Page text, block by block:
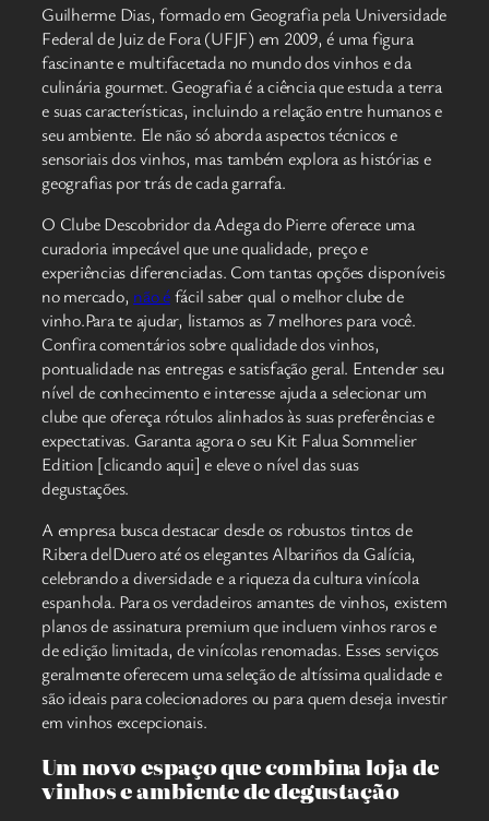
Guilherme Dias, formado em Geografia pela Universidade
Federal de Juiz de Fora (UFJF) em 2009, é uma figura
fascinante e multifacetada no mundo dos vinhos e da
culinária gourmet. Geografia é a ciência que estuda a terra
e suas características, incluindo a relação entre humanos e
seu ambiente. Ele não só aborda aspectos técnicos e
sensoriais dos vinhos, mas também explora as histórias e
geografias por trás de cada garrafa.
O Clube Descobridor da Adega do Pierre oferece uma
curadoria impecável que une qualidade, preço e
experiências diferenciadas. Com tantas opções disponíveis
no mercado, não éfácil saber qual o melhor clube de
vinho.Para te ajudar, listamos as 7 melhores para você.
Confira comentários sobre qualidade dos vinhos,
pontualidade nas entregas e satisfação geral. Entender seu
nível de conhecimento e interesse ajuda a selecionar um
clube que ofereça rótulos alinhados às suas preferências e
expectativas. Garanta agora o seu Kit Falua Sommelier
Edition [clicando aqui] e eleve o nível das suas
degustações.
A empresa busca destacar desde os robustos tintos de
Ribera delDuero até os elegantes Albariños da Galícia,
celebrando a diversidade e a riqueza da cultura vinícola
espanhola. Para os verdadeiros amantes de vinhos, existem
planos de assinatura premium que incluem vinhos raros e
de edição limitada, de vinícolas renomadas. Esses serviços
geralmente oferecem uma seleção de altíssima qualidade e
são ideais para colecionadores ou para quem deseja investir
em vinhos excepcionais.
Um novo espaço que combina loja de
vinhos e ambiente de degustação